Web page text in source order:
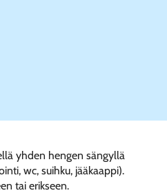
yhden hengen sängyllä
wc, suihku, jääkaappi).
tai erikseen.